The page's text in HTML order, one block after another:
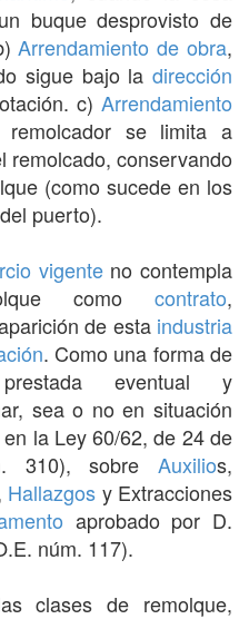
buque desprovisto de
Arrendamiento de obra,
sigue bajo la dirección
c) Arrendamiento
se limita a
remolcado, conservando
(como sucede en los
puerto).
vigenteno contempla
como contrato,
de esta industria
. Como una forma de
eventual y
sea o no en situación
la Ley 60/62, de 24 de
310), sobre Auxilios,
Hallazgos y Extracciones
aprobado por D.
núm. 117).
clases de remolque,